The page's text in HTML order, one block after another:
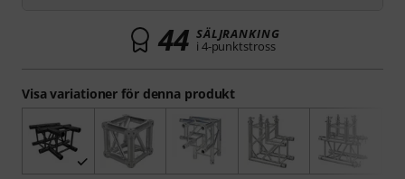
Visa variationer för denna produkt
44 SÄLJRANKING
i 4-punktstross